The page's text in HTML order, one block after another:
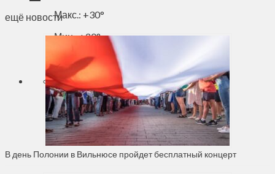
Макс.: +30°
Мин.:+20°
Чт, 06.08.2026
ещё новости
В день Полонии в Вильнюсе пройдет бесплатный концерт